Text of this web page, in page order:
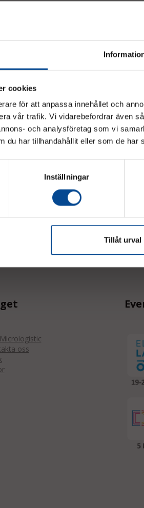
cookies
för att anpassa innehållet och
vår trafik. Vi vidarebefordrar även
och analysföretag som vi
du har tillhandahållit eller som de har
Inställningar
Tillåt urval
& nyheter!
oss
Vänligen välj hur du
Exkl. moms